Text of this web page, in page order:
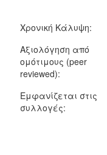
Χρονική Κάλυψη:
Αξιολόγηση από
ομότιμους (peer
reviewed):
Εμφανίζεται στις
συλλογές: